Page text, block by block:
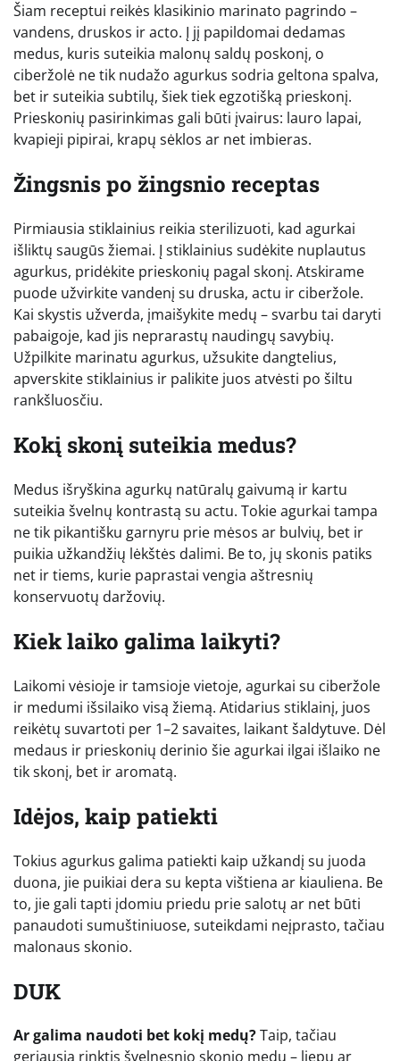
Šiam receptui reikės klasikinio marinato pagrindo –
vandens, druskos ir acto. Į jį papildomai dedamas
medus, kuris suteikia malonų saldų poskonį, o
ciberžolė ne tik nudažo agurkus sodria geltona spalva,
bet ir suteikia subtilų, šiek tiek egzotišką prieskonį.
Prieskonių pasirinkimas gali būti įvairus: lauro lapai,
kvapieji pipirai, krapų sėklos ar net imbieras.
Žingsnis po žingsnio receptas
Pirmiausia stiklainius reikia sterilizuoti, kad agurkai
išliktų saugūs žiemai. Į stiklainius sudėkite nuplautus
agurkus, pridėkite prieskonių pagal skonį. Atskirame
puode užvirkite vandenį su druska, actu ir ciberžole.
Kai skystis užverda, įmaišykite medų – svarbu tai daryti
pabaigoje, kad jis neprarastų naudingų savybių.
Užpilkite marinatu agurkus, užsukite dangtelius,
apverskite stiklainius ir palikite juos atvėsti po šiltu
rankšluosčiu.
Kokį skonį suteikia medus?
Medus išryškina agurkų natūralų gaivumą ir kartu
suteikia švelnų kontrastą su actu. Tokie agurkai tampa
ne tik pikantišku garnyru prie mėsos ar bulvių, bet ir
puikia užkandžių lėkštės dalimi. Be to, jų skonis patiks
net ir tiems, kurie paprastai vengia aštresnių
konservuotų daržovių.
Kiek laiko galima laikyti?
Laikomi vėsioje ir tamsioje vietoje, agurkai su ciberžole
ir medumi išsilaiko visą žiemą. Atidarius stiklainį, juos
reikėtų suvartoti per 1–2 savaites, laikant šaldytuve. Dėl
medaus ir prieskonių derinio šie agurkai ilgai išlaiko ne
tik skonį, bet ir aromatą.
Idėjos, kaip patiekti
Tokius agurkus galima patiekti kaip užkandį su juoda
duona, jie puikiai dera su kepta vištiena ar kiauliena. Be
to, jie gali tapti įdomiu priedu prie salotų ar net būti
panaudoti sumuštiniuose, suteikdami neįprasto, tačiau
malonaus skonio.
DUK
Ar galima naudoti bet kokį medų?Taip, tačiau
geriausia rinktis švelnesnio skonio medų – liepų ar